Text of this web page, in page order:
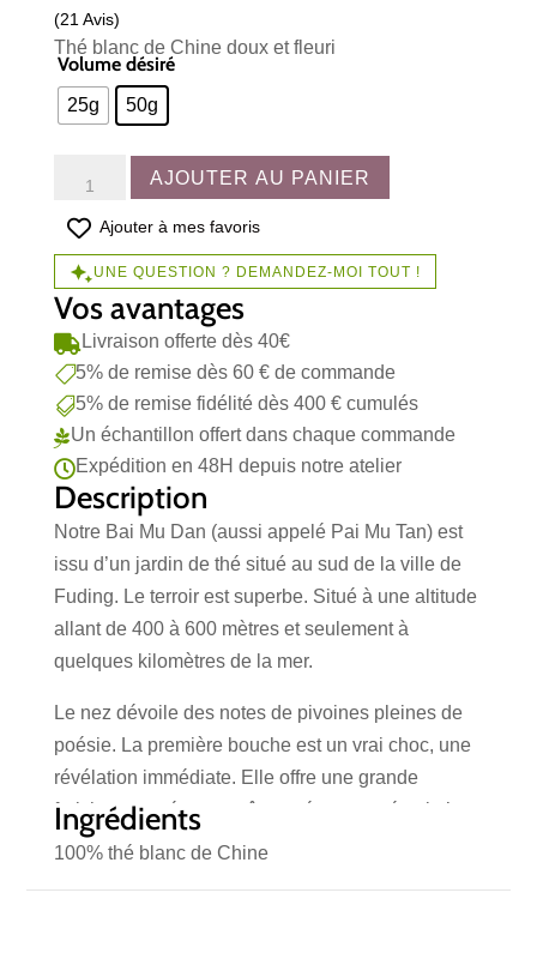
(21 Avis)
Thé blanc de Chine doux et fleuri
Volume désiré
25g 50g
Thé
Mu
Dan
AJOUTER AU PANIER
Ajouter à mes favoris
UNE QUESTION ? DEMANDEZ-MOI TOUT !
Vos avantages
Livraison offerte dès 40€
5% de remise dès 60 € de commande
5% de remise fidélité dès 400 € cumulés
Un échantillon offert dans chaque commande
Expédition en 48H depuis notre atelier
Description
Notre Bai Mu Dan (aussi appelé Pai Mu Tan) est
issu d’un jardin de thé situé au sud de la ville de
Fuding. Le terroir est superbe. Situé à une altitude
allant de 400 à 600 mètres et seulement à
quelques kilomètres de la mer.
Le nez dévoile des notes de pivoines pleines de
poésie. La première bouche est un vrai choc, une
révélation immédiate. Elle offre une grande
fraicheur zestée, un goût sucré prononcé qui n’est
pas sans rappeler la mangue, impression
Ingrédients
100% thé blanc de Chine